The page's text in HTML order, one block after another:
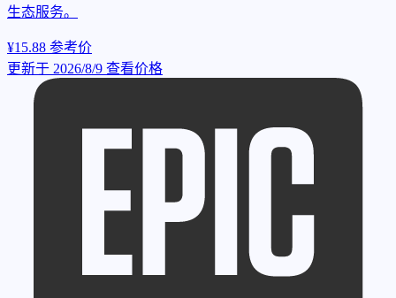
生态服务。
¥15.88 参考价
更新于 2026/8/9 查看价格